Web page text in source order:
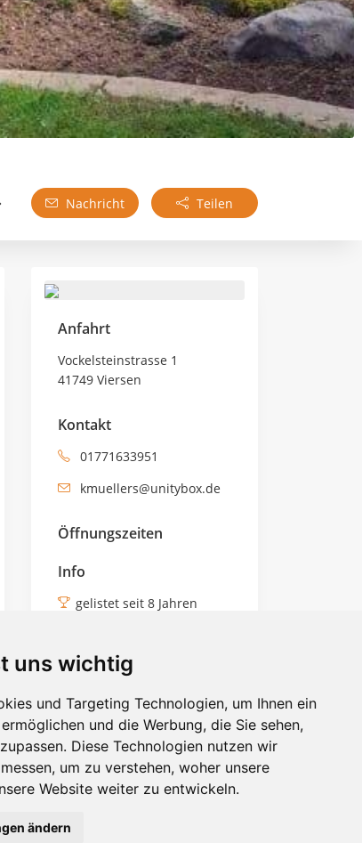
uns wichtig
und Targeting Technologien, um Ihnen ein
und die Werbung, die Sie sehen,
Diese Technologien nutzen wir
um zu verstehen, woher unsere
Website weiter zu entwickeln.
ändern
Nachricht Teilen
Anfahrt
Vockelsteinstrasse 1
41749 Viersen
Kontakt
01771633951
kmuellers@unitybox.de
Öffnungszeiten
Info
gelistet seit 8 Jahren
ID: 14007